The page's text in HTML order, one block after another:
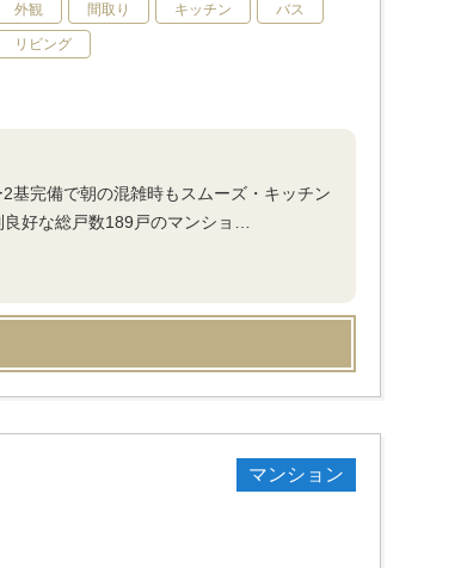
外観 間取り キッチン バス
リビング
完備で朝の混雑時もスムーズ・キッチン
好な総戸数189戸のマンショ…
マンション